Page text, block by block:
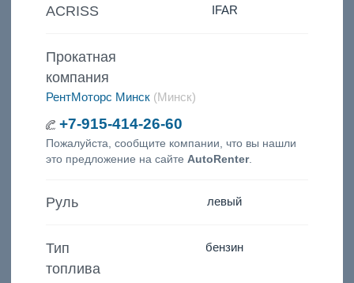
ACRISS IFAR
Прокатная
компания
РентМоторс Минск(Минск)
+7-915-414-26-60
Пожалуйста, сообщите компании, что вы нашли
это предложение на сайте AutoRenter.
Руль левый
Тип
топлива
бензин